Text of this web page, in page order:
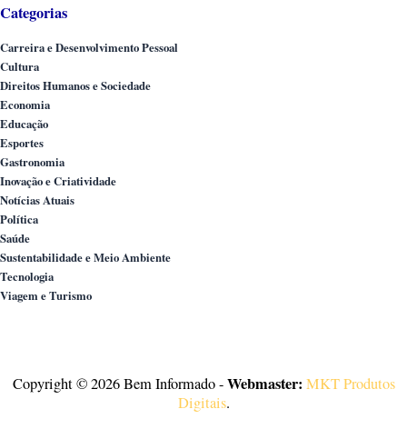
Categorias
Carreira e Desenvolvimento Pessoal
Cultura
Direitos Humanos e Sociedade
Economia
Educação
Esportes
Gastronomia
Inovação e Criatividade
Notícias Atuais
Política
Saúde
Sustentabilidade e Meio Ambiente
Tecnologia
Viagem e Turismo
Copyright © 2026 Bem Informado -Webmaster: MKT Produtos
Digitais.